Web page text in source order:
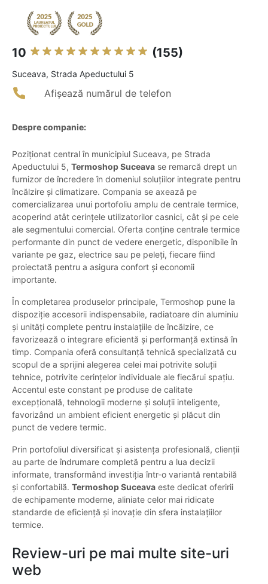
10 (155)
Suceava, Strada Apeductului 5
Afișează numărul de telefon
Despre companie:
Poziționat central în municipiul Suceava, pe Strada
Apeductului 5, Termoshop Suceava se remarcă drept un
furnizor de încredere în domeniul soluțiilor integrate pentru
încălzire și climatizare. Compania se axează pe
comercializarea unui portofoliu amplu de centrale termice,
acoperind atât cerințele utilizatorilor casnici, cât și pe cele
ale segmentului comercial. Oferta conține centrale termice
performante din punct de vedere energetic, disponibile în
variante pe gaz, electrice sau pe peleți, fiecare fiind
proiectată pentru a asigura confort și economii
importante.
În completarea produselor principale, Termoshop pune la
dispoziție accesorii indispensabile, radiatoare din aluminiu
și unități complete pentru instalațiile de încălzire, ce
favorizează o integrare eficientă și performanță extinsă în
timp. Compania oferă consultanță tehnică specializată cu
scopul de a sprijini alegerea celei mai potrivite soluții
tehnice, potrivite cerințelor individuale ale fiecărui spațiu.
Accentul este constant pe produse de calitate
excepțională, tehnologii moderne și soluții inteligente,
favorizând un ambient eficient energetic și plăcut din
punct de vedere termic.
Prin portofoliul diversificat și asistența profesională, clienții
au parte de îndrumare completă pentru a lua decizii
informate, transformând investiția într-o variantă rentabilă
și confortabilă. Termoshop Suceava este dedicat oferirii
de echipamente moderne, aliniate celor mai ridicate
standarde de eficiență și inovație din sfera instalațiilor
termice.
Review-uri pe mai multe site-uri
web